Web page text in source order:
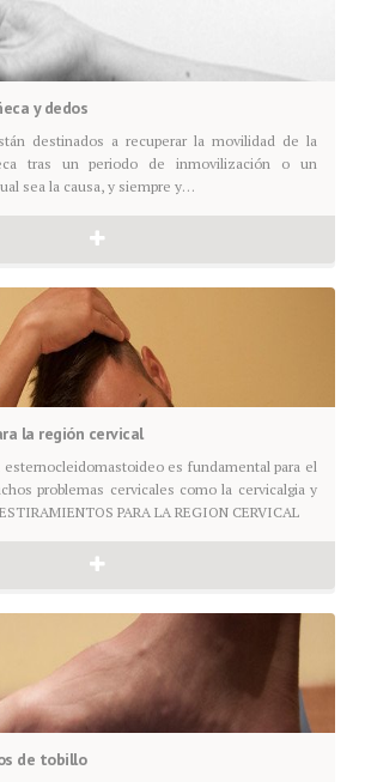
y dedos
destinados a recuperar la movilidad de la
tras un periodo de inmovilización o un
sea la causa, y siempre y…
la región cervical
es fundamental para el
problemas cervicales como la cervicalgia y
PARA LA REGION CERVICAL
de tobillo